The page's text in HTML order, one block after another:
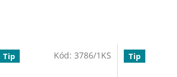
Tip Kód:3786/1KS Tip